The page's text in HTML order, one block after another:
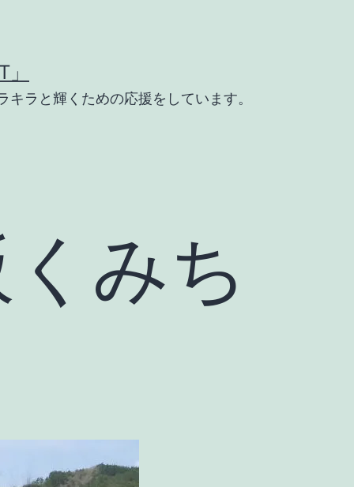
ラと輝くための応援をしています。
みち